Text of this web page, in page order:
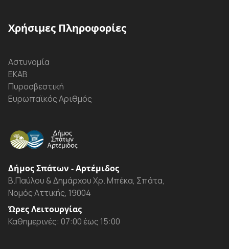
Χρήσιμες Πληροφορίες
Αστυνομία
ΕΚΑΒ
Πυροσβεστική
Ευρωπαϊκός Αριθμός
Δήμος Σπάτων - Αρτέμιδος
Β.Παύλου & Δημάρχου Χρ. Μπέκα, Σπάτα,
Νομός Αττικής, 19004
Ώρες Λειτουργίας
Καθημερινές: 07:00 έως 15:00